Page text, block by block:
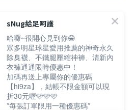
繁體中文
sNug給足呵護
哈囉~很開心見到你😁
眾多明星球星愛用推薦的神奇永久
除臭襪、不鐵腿壓縮神褲、清新內
衣褲通通限時優惠中！
加碼再送上專屬你的優惠碼
【hi9za】，結帳不限金額可以現
折30元喔🩷🩷🩷
*每張訂單限用一種優惠碼*